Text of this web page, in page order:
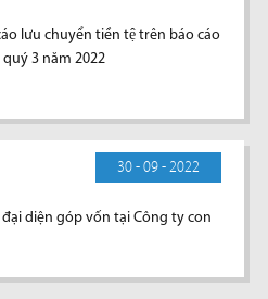
lưu chuyển tiền tệ trên báo cáo
3 năm 2022
30 - 09 - 2022
đại diện góp vốn tại Công ty con